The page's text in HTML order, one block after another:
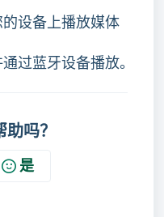
设备上播放媒体
过蓝牙设备播放。
吗？
是